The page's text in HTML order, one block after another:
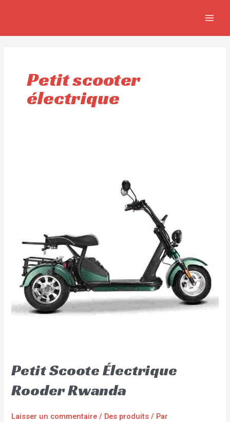
Petit scooter
électrique
Petit Scoote Électrique
Rooder Rwanda
Laisser un commentaire / Des produits / Par